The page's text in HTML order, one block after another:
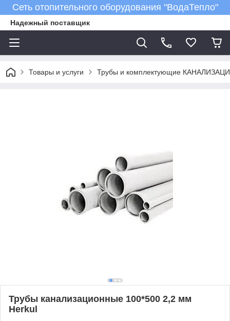
Сеть отопительного оборудования "ВодаТепло"
Надежный поставщик
Товары и услуги Трубы и комплектующие
Трубы канализационные 100*500 2,2 мм
Herkul